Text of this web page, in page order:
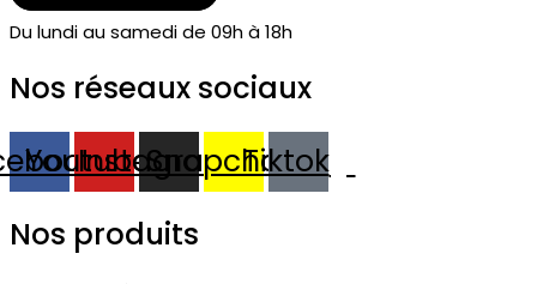
Du lundi au samedi de 09h à 18h
Nos réseaux sociaux
Youtube
Instagram
Snapchat
Tiktok
Nos produits